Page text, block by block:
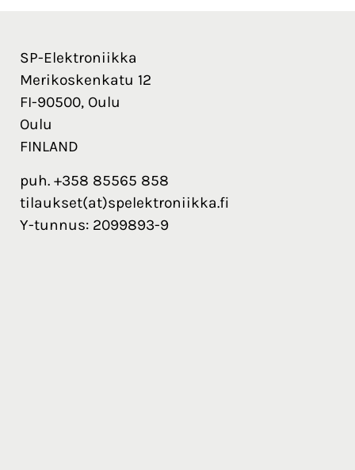
SP-Elektroniikka
Merikoskenkatu 12
FI-90500, Oulu
Oulu
FINLAND
puh. +358 85565 858
tilaukset(at)spelektroniikka.fi
Y-tunnus: 2099893-9